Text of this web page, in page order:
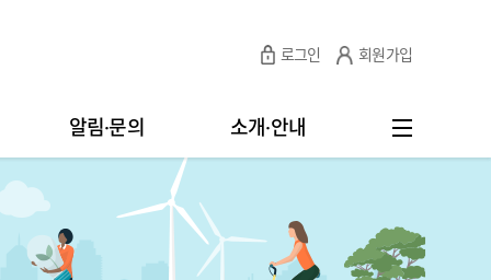
로그인 회원가입
알림·문의 소개·안내